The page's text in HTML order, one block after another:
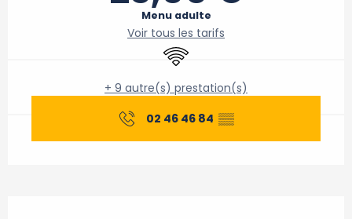
Menu adulte
Voir tous les tarifs
WiFi
+ 9 autre(s) prestation(s)
02 46 46 84 ▒▒